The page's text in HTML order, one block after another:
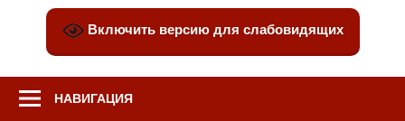
Включить версию для слабовидящих
НАВИГАЦИЯ